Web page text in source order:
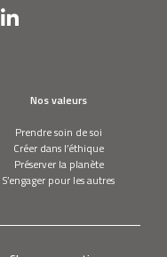
Nos valeurs
Prendre soin de soi
Créer dans l’éthique
Préserver la planète
S’engager pour les autres